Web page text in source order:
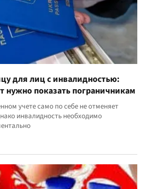
для лиц с инвалидностью:
нужно показать пограничникам
учете само по себе не отменяет
инвалидность необходимо